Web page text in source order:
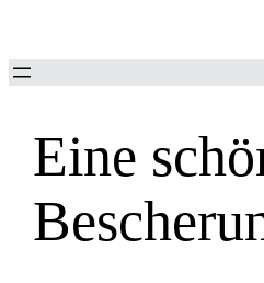
springen
Eine